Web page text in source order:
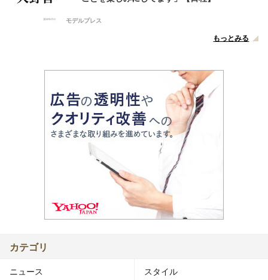
モデルプレス
もっとみる
カテゴリ
ニュース スタイル